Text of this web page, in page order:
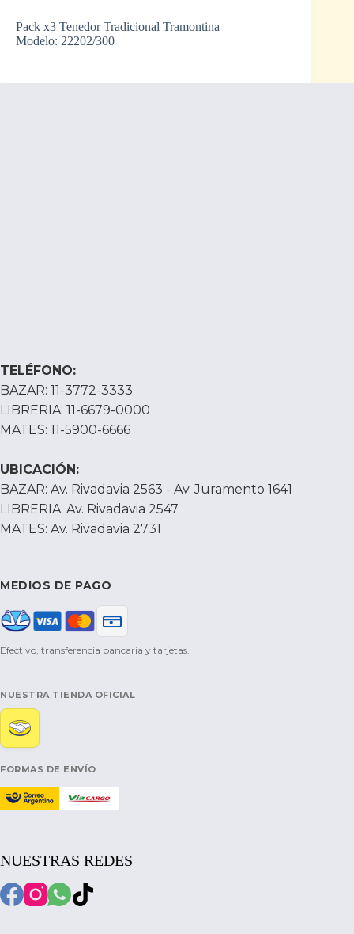
Pack x3 Tenedor Tradicional Tramontina
Modelo: 22202/300
TELÉFONO:
BAZAR: 11-3772-3333
LIBRERIA: 11-6679-0000
MATES: 11-5900-6666
UBICACIÓN:
BAZAR: Av. Rivadavia 2563 - Av. Juramento 1641
LIBRERIA: Av. Rivadavia 2547
MATES: Av. Rivadavia 2731
MEDIOS DE PAGO
Efectivo, transferencia bancaria y tarjetas.
NUESTRA TIENDA OFICIAL
FORMAS DE ENVÍO
NUESTRAS REDES